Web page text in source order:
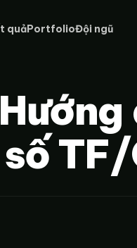
quảPortfolioĐội ngũ
TF/